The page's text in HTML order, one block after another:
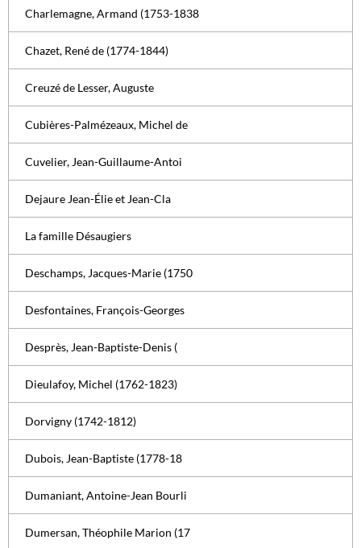
Charlemagne, Armand (1753-1838
Chazet, René de (1774-1844)
Creuzé de Lesser, Auguste
Cubières-Palmézeaux, Michel de
Cuvelier, Jean-Guillaume-Antoi
Dejaure Jean-Élie et Jean-Cla
La famille Désaugiers
Deschamps, Jacques-Marie (1750
Desfontaines, François-Georges
Desprès, Jean-Baptiste-Denis (
Dieulafoy, Michel (1762-1823)
Dorvigny (1742-1812)
Dubois, Jean-Baptiste (1778-18
Dumaniant, Antoine-Jean Bourli
Dumersan, Théophile Marion (17